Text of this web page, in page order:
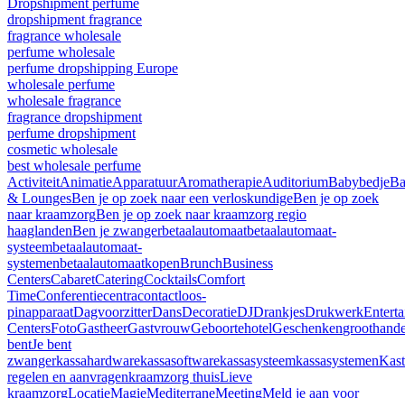
Dropshipment perfume
dropshipment fragrance
fragrance wholesale
perfume wholesale
perfume dropshipping Europe
wholesale perfume
wholesale fragrance
fragrance dropshipment
perfume dropshipment
cosmetic wholesale
best wholesale perfume
ActiviteitAnimatieApparatuurAromatherapieAuditoriumBabybedje
& LoungesBen je op zoek naar een verloskundigeBen je op zoek
naar kraamzorgBen je op zoek naar kraamzorg regio
haaglandenBen je zwangerbetaalautomaatbetaalautomaat-
systeembetaalautomaat-
systemenbetaalautomaatkopenBrunchBusiness
CentersCabaretCateringCocktailsComfort
TimeConferentiecentracontactloos-
pinapparaatDagvoorzitterDansDecoratieDJDrankjesDrukwerk
CentersFotoGastheerGastvrouwGeboortehotelGeschenken
bentJe bent
zwangerkassahardwarekassasoftwarekassasysteemkassasystemen
regelen en aanvragenkraamzorg thuisLieve
kraamzorgLocatieMagieMediterraneMeetingMeld je aan voor